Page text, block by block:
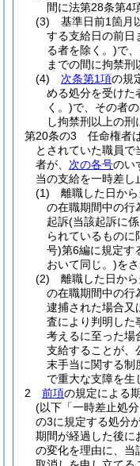
間に法第28条第4
(3)
基準日前1箇月
する支給日の前日
る者を除く。)で
までの間に拘禁
(4)
次条第1項の規
める処分を受けた
く。)で、その者
し拘禁刑以上の
第20条の3
任命権者
とされていた職員
者が、 次の各号のい
当の支給を一時差し
(1)
離職した日か
の在職期間中の行
起訴(当該起訴に
られているものに
号)第6編に規定す
おいて同じ。)を
(2)
離職した日か
の在職期間中の行
逮捕された場合又
査により判明した
考えるに至った場
支給することが、
末手当に関する制
で重大な支障を生
2
前項の規定による
(以下「一時差止処
の3に規定する処分
期間が経過した後に
の変化を理由に、当